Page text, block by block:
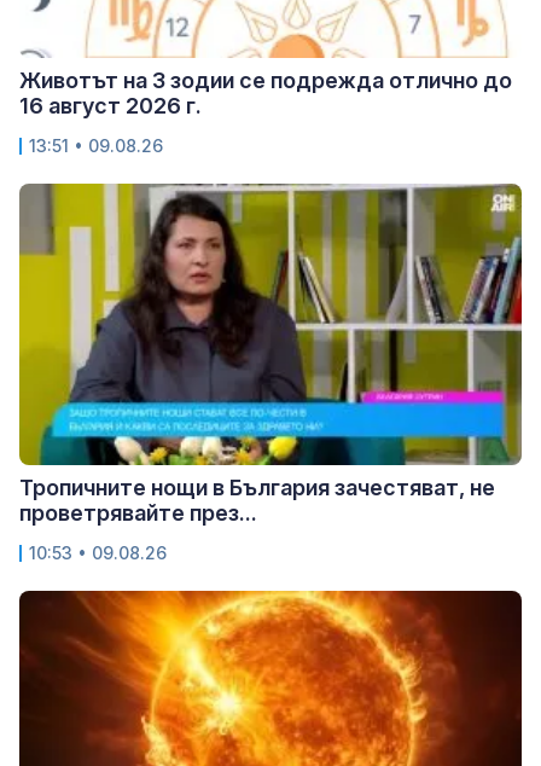
Животът на 3 зодии се подрежда отлично до
16 август 2026 г.
13:51 • 09.08.26
Тропичните нощи в България зачестяват, не
проветрявайте през...
10:53 • 09.08.26